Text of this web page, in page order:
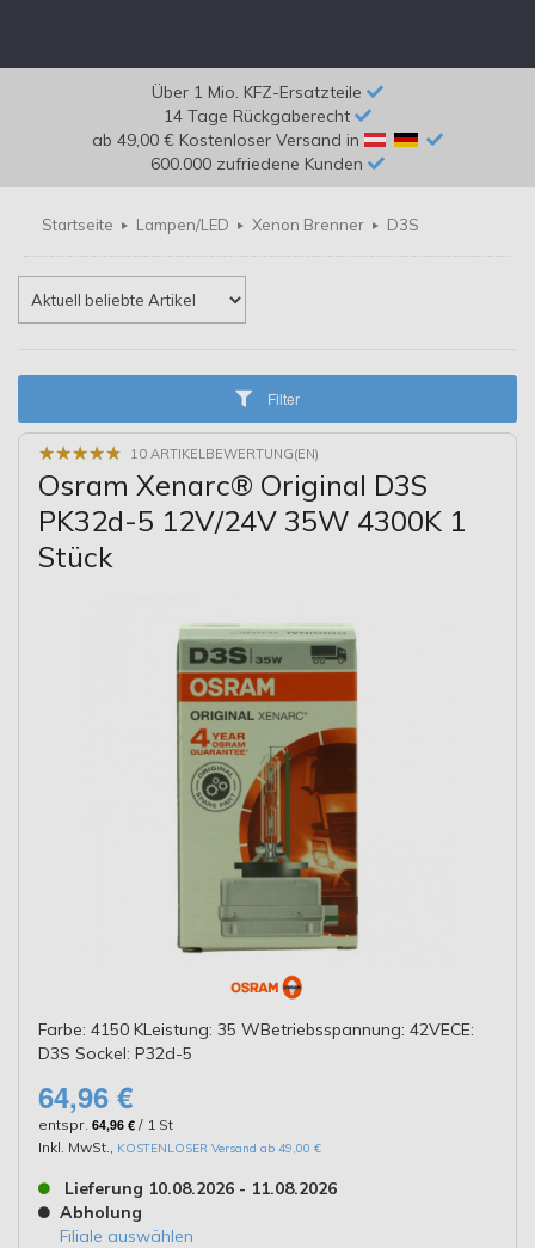
Über 1 Mio. KFZ-Ersatzteile
14 Tage Rückgaberecht
ab 49,00 € Kostenloser Versand in
600.000 zufriedene Kunden
Startseite Lampen/LED Xenon Brenner D3S
Filter
★★★★★
★★★★★ 10 ARTIKELBEWERTUNG(EN)
Osram Xenarc® Original D3S
PK32d-5 12V/24V 35W 4300K 1
Stück
Farbe: 4150 KLeistung: 35 WBetriebsspannung: 42VECE:
D3S Sockel: P32d-5
64,96 €
entspr. 64,96 € / 1 St
Inkl. MwSt.
KOSTENLOSER Versand ab 49,00 €
Lieferung 10.08.2026 - 11.08.2026
Abholung
Filiale auswählen